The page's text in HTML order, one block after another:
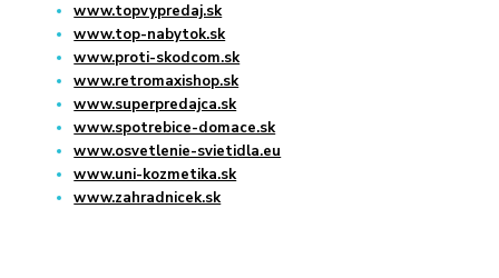
www.topvypredaj.sk
www.top-nabytok.sk
www.proti-skodcom.sk
www.retromaxishop.sk
www.superpredajca.sk
www.spotrebice-domace.sk
www.osvetlenie-svietidla.eu
www.uni-kozmetika.sk
www.zahradnicek.sk